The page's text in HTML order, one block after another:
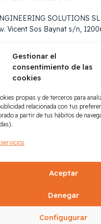
Gestionar el
consentimiento de las
cookies
propias y de terceros para
relacionada con tus
a partir de tus hábitos de
Aceptar
Denegar
Configugurar
SOLUTIONS SL
Vicent Sos Baynat s/n,
www.tek-inn.com
contacto@tek-inn.com
teléfono: +34 964 34 24 24